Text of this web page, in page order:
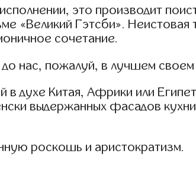
это производит
«Великий Гэтсби». Неистовая
сочетание.
нас, пожалуй, в лучшем
в духе Китая, Африки или
выдержанных фасадов
роскошь и аристократизм.